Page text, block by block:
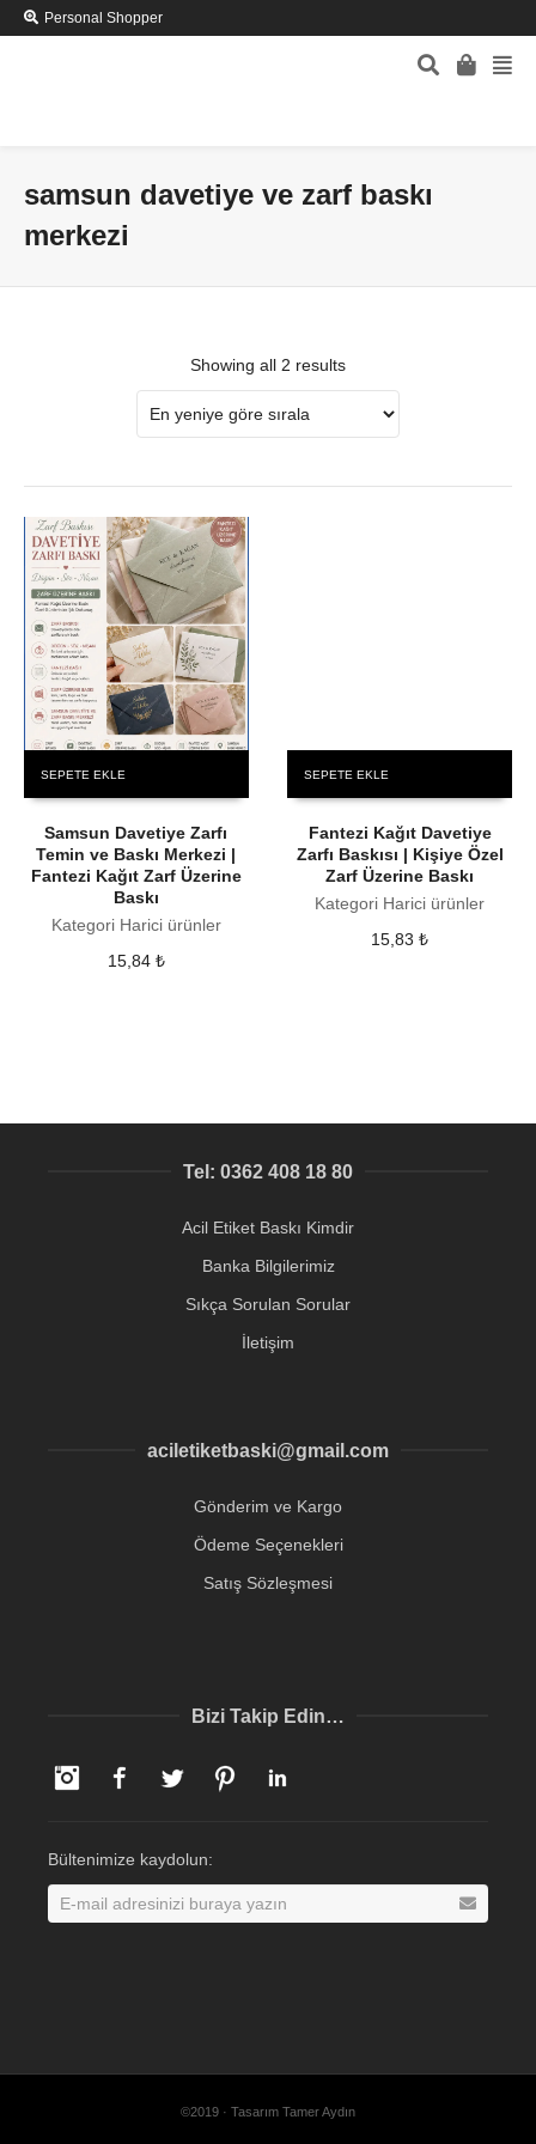
Personal Shopper
samsun davetiye ve zarf baskı
merkezi
Showing all 2 results
SEPETE EKLE
Samsun Davetiye Zarfı
Temin ve Baskı Merkezi |
Fantezi Kağıt Zarf Üzerine
Baskı
Kategori Harici ürünler
15,84 ₺
SEPETE EKLE
Fantezi Kağıt Davetiye
Zarfı Baskısı | Kişiye Özel
Zarf Üzerine Baskı
Kategori Harici ürünler
15,83₺
Tel: 0362 408 18 80
Acil Etiket Baskı Kimdir
Banka Bilgilerimiz
Sıkça Sorulan Sorular
İletişim
aciletiketbaski@gmail.com
Gönderim ve Kargo
Ödeme Seçenekleri
Satış Sözleşmesi
Bizi Takip Edin…
InstagramFacebookTwitter Pinterest
Bültenimize kaydolun:
©2019 · Tasarım Tamer Aydın